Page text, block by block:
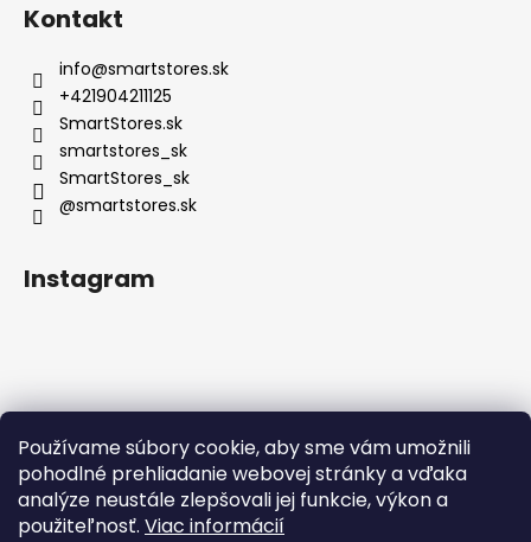
Používame súbory cookie, aby sme vám umožnili
pohodlné prehliadanie webovej stránky a vďaka
analýze neustále zlepšovali jej funkcie, výkon a
použiteľnosť. Viac informácií
Kontakt
info@smartstores.sk
+421904211125
SmartStores.sk
smartstores_sk
SmartStores_sk
@smartstores.sk
Instagram
Sledovať na Instagrame